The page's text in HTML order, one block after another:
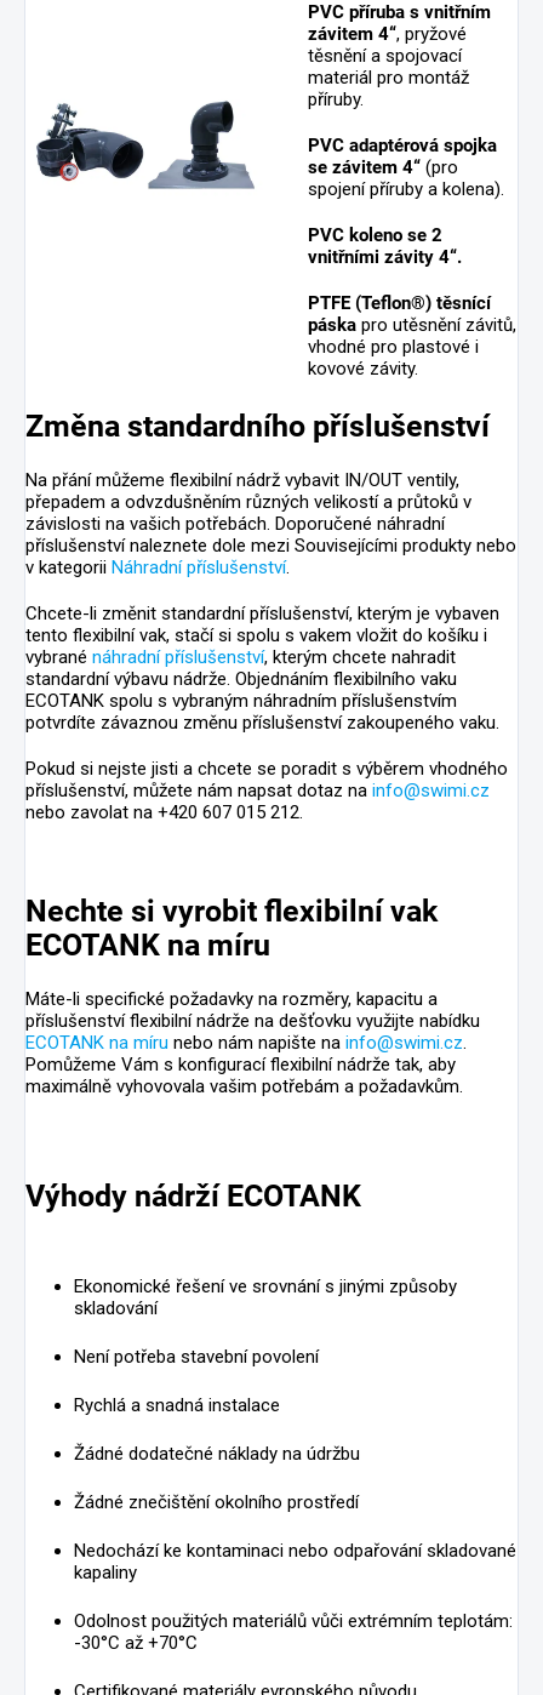
PVC příruba s vnitřním
závitem 4“, pryžové
těsnění a spojovací
materiál pro montáž
příruby.
PVC adaptérová spojka
se závitem 4“ (pro
spojení příruby a kolena).
PVC koleno se 2
vnitřními závity 4“.
PTFE (Teflon®) těsnící
páska pro utěsnění závitů,
vhodné pro plastové i
kovové závity.
Změna standardního příslušenství
Na přání můžeme flexibilní nádrž vybavit IN/OUT ventily,
přepadem a odvzdušněním různých velikostí a průtoků v
závislosti na vašich potřebách. Doporučené náhradní
příslušenství naleznete dole mezi Souvisejícími produkty nebo
v kategorii Náhradní příslušenství.
Chcete-li změnit standardní příslušenství, kterým je vybaven
tento flexibilní vak, stačí si spolu s vakem vložit do košíku i
vybrané náhradní příslušenství, kterým chcete nahradit
standardní výbavu nádrže. Objednáním flexibilního vaku
ECOTANK spolu s vybraným náhradním příslušenstvím
potvrdíte závaznou změnu příslušenství zakoupeného vaku.
Pokud si nejste jisti a chcete se poradit s výběrem vhodného
příslušenství, můžete nám napsat dotaz na info@swimi.cz
nebo zavolat na +420 607 015 212.
Nechte si vyrobit flexibilní vak
ECOTANK na míru
Máte-li specifické požadavky na rozměry, kapacitu a
příslušenství flexibilní nádrže na dešťovku využijte nabídku
ECOTANK na míru nebo nám napište na info@swimi.cz
Pomůžeme Vám s konfigurací flexibilní nádrže tak, aby
maximálně vyhovovala vašim potřebám a požadavkům.
Výhody nádrží ECOTANK
Ekonomické řešení ve srovnání s jinými způsoby
skladování
Není potřeba stavební povolení
Rychlá a snadná instalace
Žádné dodatečné náklady na údržbu
Žádné znečištění okolního prostředí
Nedochází ke kontaminaci nebo odpařování skladované
kapaliny
Odolnost použitých materiálů vůči extrémním teplotám:
-30°C až +70°C